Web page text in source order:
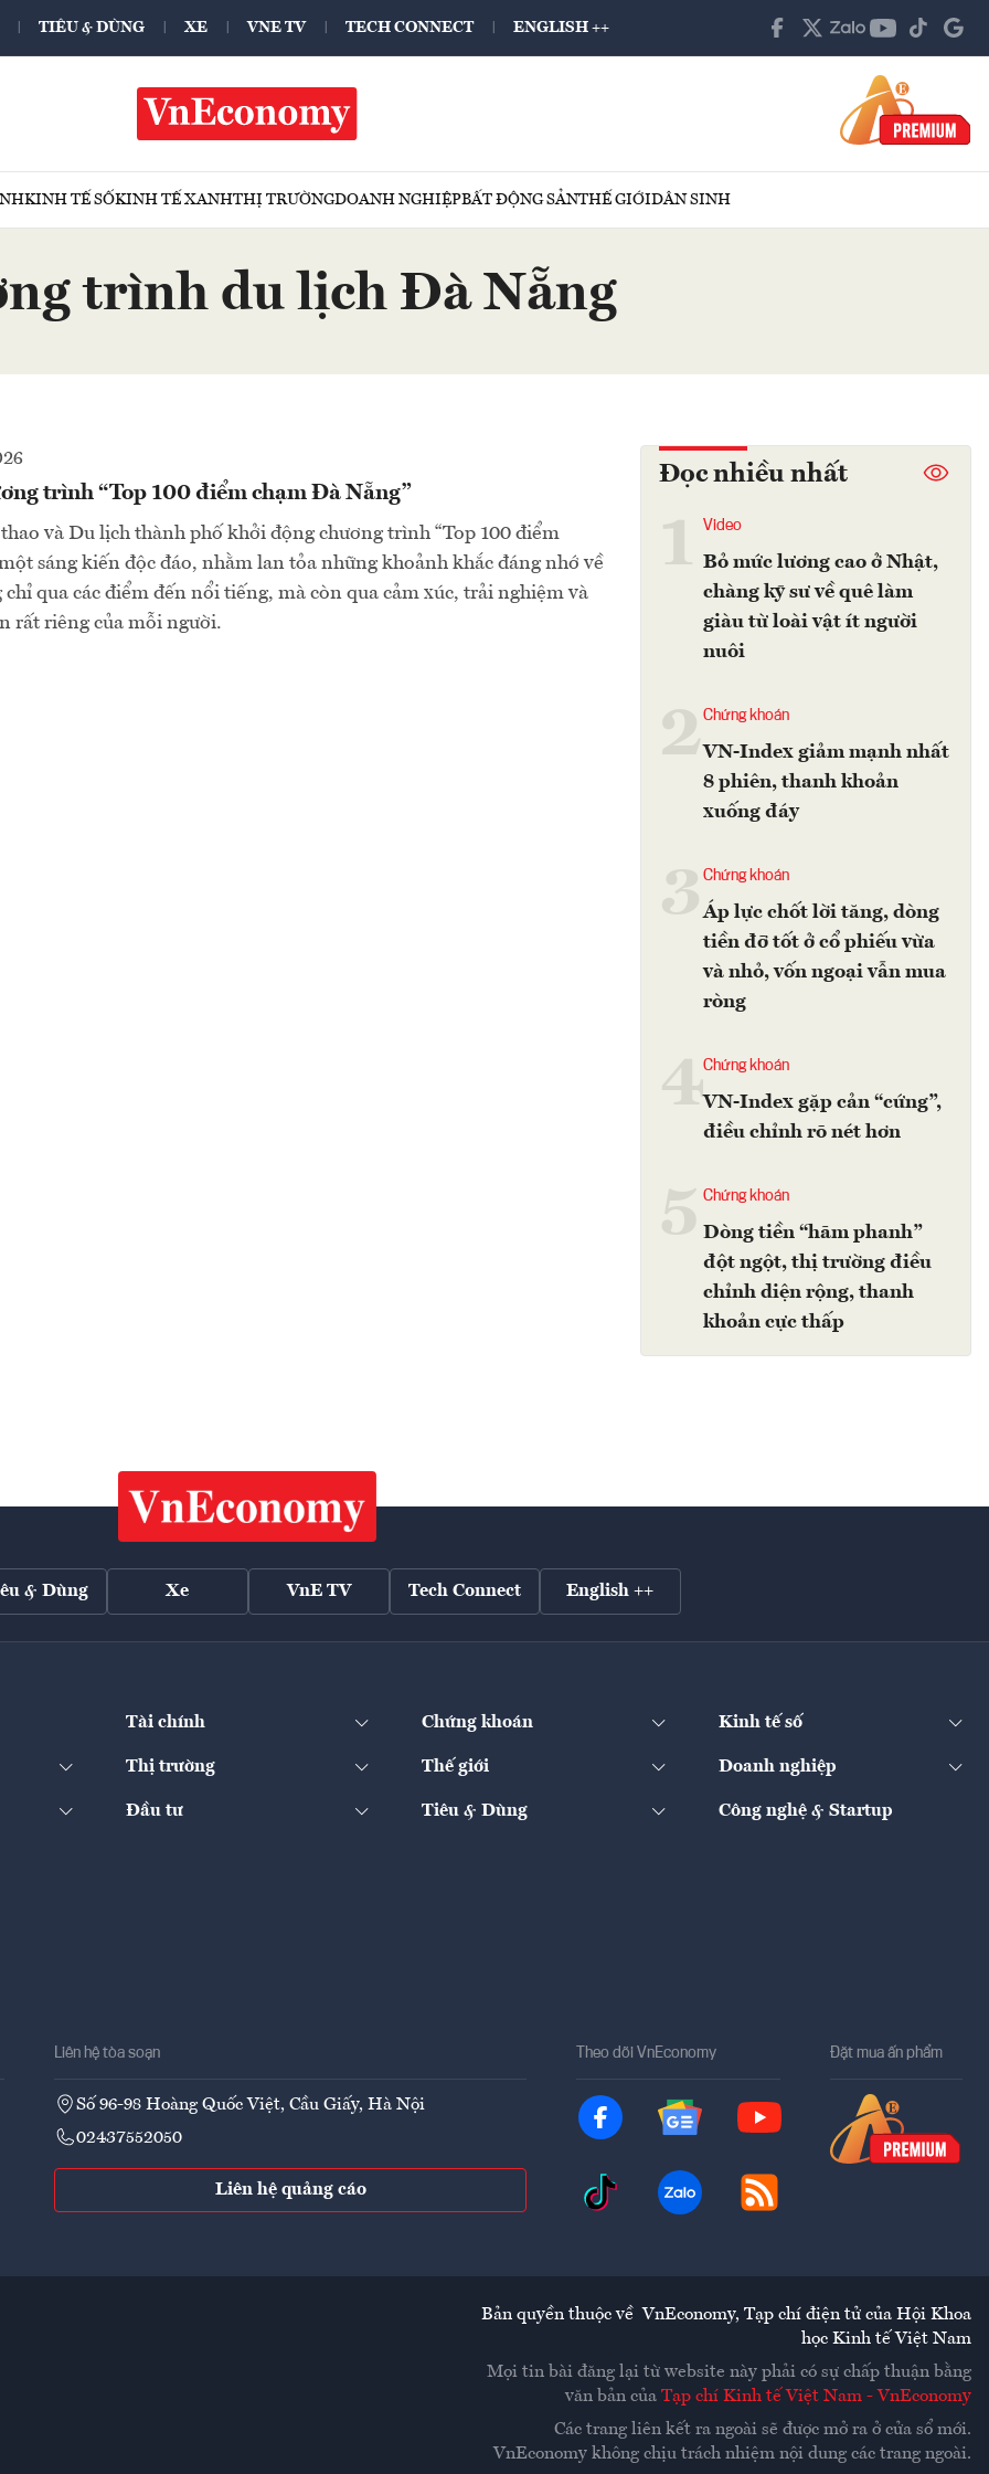
TIÊU & DÙNG XE VNE TV TECH CONNECT ENGLISH ++
KINH TẾ SỐKINH TẾ XANHTHỊ TRƯỜNGDOANH NGHIỆPBẤT ĐỘNG SẢNTHẾ GIỚIDÂN SINH
trình du lịch Đà Nẵng
trình “Top 100 điểm chạm Đà Nẵng”
và Du lịch thành phố khởi động chương trình “Top 100 điểm
sáng kiến độc đáo, nhằm lan tỏa những khoảnh khắc đáng nhớ về
qua các điểm đến nổi tiếng, mà còn qua cảm xúc, trải nghiệm và
rất riêng của mỗi người.
Đọc nhiều nhất
Video
Bỏ mức lương cao ở Nhật,
chàng kỹ sư về quê làm
giàu từ loài vật ít người
nuôi
2Chứng khoán
VN-Index giảm mạnh nhất
8 phiên, thanh khoản
xuống đáy
Chứng khoán
Áp lực chốt lời tăng, dòng
tiền đỡ tốt ở cổ phiếu vừa
và nhỏ, vốn ngoại vẫn mua
ròng
4Chứng khoán
VN-Index gặp cản “cứng”,
điều chỉnh rõ nét hơn
Chứng khoán
Dòng tiền “hãm phanh”
đột ngột, thị trường điều
chỉnh diện rộng, thanh
khoản cực thấp
& Dùng Xe VnE TV Tech Connect English ++
Tài chính Chứng khoán Kinh tế số
Thị trường Thế giới Doanh nghiệp
Đầu tư Tiêu & Dùng Công nghệ & Startup
Liên hệ tòa soạn
Số 96-98 Hoàng Quốc Việt, Cầu Giấy, Hà Nội
02437552050
Liên hệ quảng cáo
Theo dõi VnEconomy Đặt mua ấn phẩm
Bản quyền thuộc về VnEconomy, Tạp chí điện tử của Hội Khoa
học Kinh tế Việt Nam
Mọi tin bài đăng lại từ website này phải có sự chấp thuận bằng
văn bản của Tạp chí Kinh tế Việt Nam - VnEconomy
Các trang liên kết ra ngoài sẽ được mở ra ở cửa sổ mới.
VnEconomy không chịu trách nhiệm nội dung các trang ngoài.